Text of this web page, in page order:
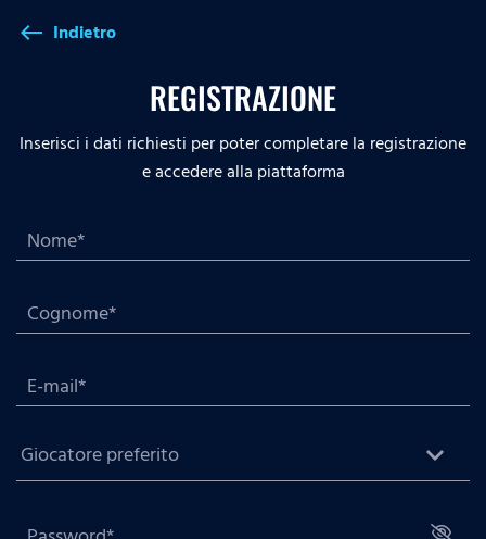
west Indietro
REGISTRAZIONE
Inserisci i dati richiesti per poter completare la registrazione
e accedere alla piattaforma